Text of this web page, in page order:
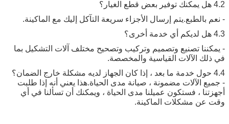
إرسال الأجزاء سريعة التآكل إليك مع الماكينة.
تصنيع وتصميم وتركيب وتصحيح مختلف آلات التشكيل بما
القياسية والمخصصة.
مضمونة ، صيانة مدى الحياة.هذا يعني أنه إذا طلبت
، فستكون عميلنا مدى الحياة ، ويمكنك أن تسألنا في أي
الماكينة.